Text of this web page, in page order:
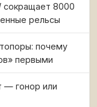
сокращает 8000
рельсы
почему
первыми
— гонор или